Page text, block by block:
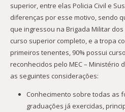
superior, entre elas Policia Civil e
diferenças por esse motivo, sendo
que ingressou na Brigada Militar dos
curso superior completo, e a tropa
primeiros tenentes, 90% possui
reconhecidos pelo MEC – Ministério
as seguintes considerações:
Conhecimento sobre todas as
graduações já exercidas,